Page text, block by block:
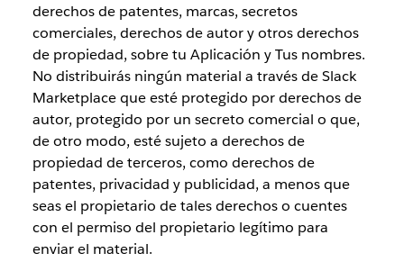
derechos de patentes, marcas, secretos
comerciales, derechos de autor y otros derechos
de propiedad, sobre tu Aplicación y Tus nombres.
No distribuirás ningún material a través de Slack
Marketplace que esté protegido por derechos de
autor, protegido por un secreto comercial o que,
de otro modo, esté sujeto a derechos de
propiedad de terceros, como derechos de
patentes, privacidad y publicidad, a menos que
seas el propietario de tales derechos o cuentes
con el permiso del propietario legítimo para
enviar el material.